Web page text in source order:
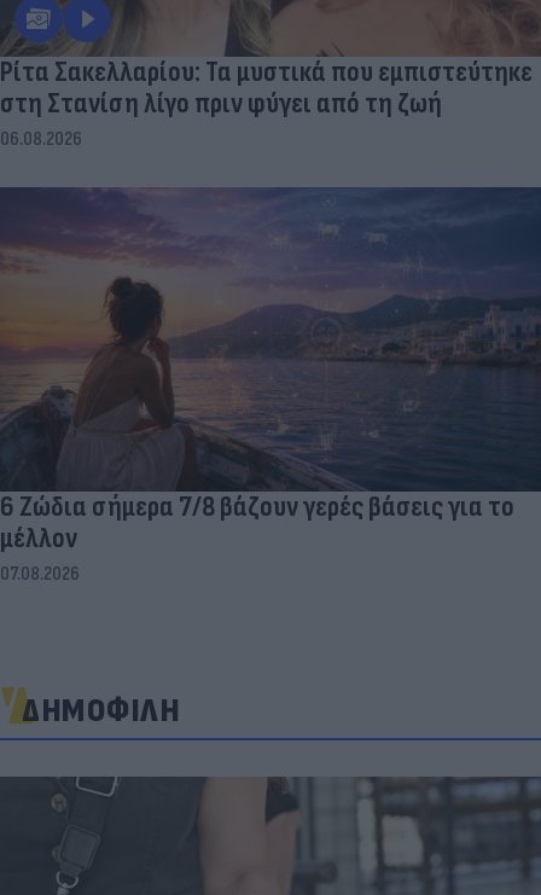
Ρίτα Σακελλαρίου: Τα μυστικά που εμπιστεύτηκε
στη Στανίση λίγο πριν φύγει από τη ζωή
06.08.2026
6 Ζώδια σήμερα 7/8 βάζουν γερές βάσεις για το
μέλλον
07.08.2026
ΔΗΜΟΦΙΛΗ